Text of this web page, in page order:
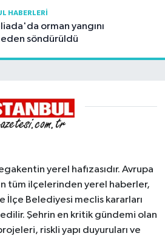
HABERLERI
orman yangını
söndürüldü
yerel hafızasıdır. Avrupa
tüm ilçelerinden yerel haberler,
İlçe Belediyesi meclis kararları
Şehrin en kritik gündemi olan
riskli yapı duyuruları ve